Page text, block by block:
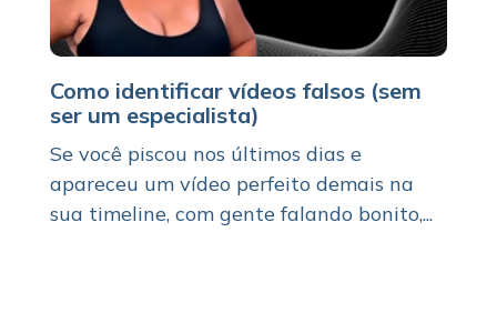
Como identificar vídeos falsos (sem
ser um especialista)
Se você piscou nos últimos dias e
apareceu um vídeo perfeito demais na
sua timeline, com gente falando bonito,...